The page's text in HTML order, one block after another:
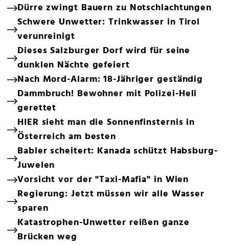
Dürre zwingt Bauern zu Notschlachtungen
Schwere Unwetter: Trinkwasser in Tirol
verunreinigt
Dieses Salzburger Dorf wird für seine
dunklen Nächte gefeiert
Nach Mord-Alarm: 18-Jähriger geständig
Dammbruch! Bewohner mit Polizei-Heli
gerettet
HIER sieht man die Sonnenfinsternis in
Österreich am besten
Babler scheitert: Kanada schützt Habsburg-
Juwelen
Vorsicht vor der "Taxi-Mafia" in Wien
Regierung: Jetzt müssen wir alle Wasser
sparen
Katastrophen-Unwetter reißen ganze
Brücken weg